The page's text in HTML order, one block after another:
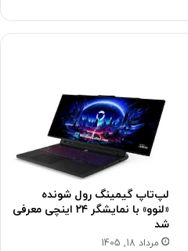
ی
ی
لپ‌تاپ گیمینگ رول شونده
«لنوو» با نمایشگر ۲۴ اینچی معرفی
شد
مرداد 18, 1405